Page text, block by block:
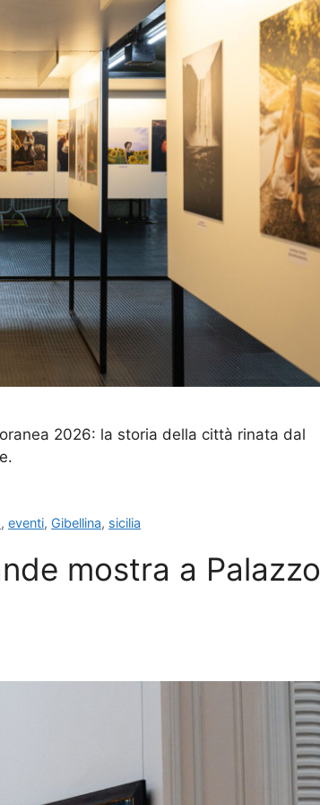
2026: la storia della città rinata dal
,eventi, Gibellina, sicilia
mostra a Palazzo